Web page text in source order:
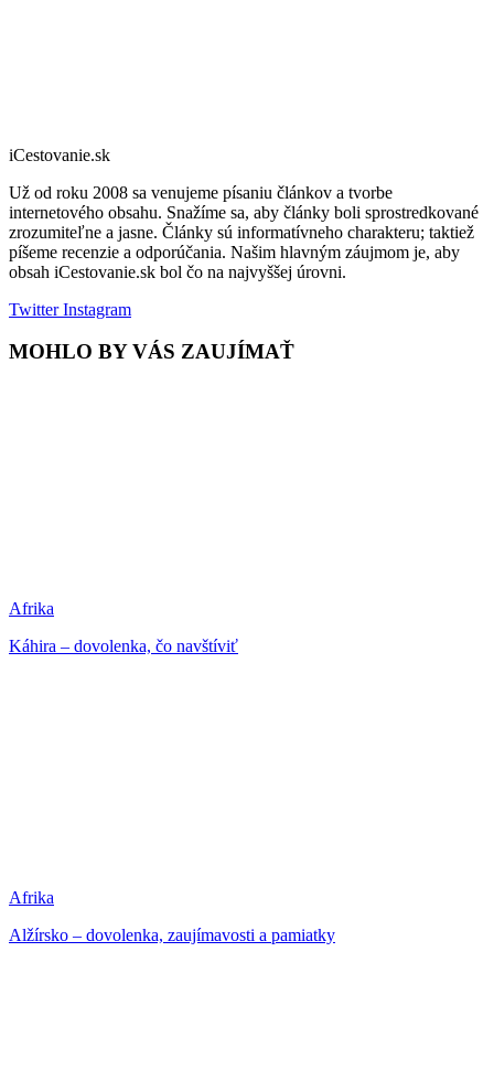
iCestovanie.sk
Už od roku 2008 sa venujeme písaniu článkov a tvorbe
internetového obsahu. Snažíme sa, aby články boli sprostredkované
zrozumiteľne a jasne. Články sú informatívneho charakteru; taktiež
píšeme recenzie a odporúčania. Našim hlavným záujmom je, aby
obsah iCestovanie.sk bol čo na najvyššej úrovni.
TwitterInstagram
MOHLO BY VÁS ZAUJÍMAŤ
Afrika
Káhira – dovolenka, čo navštíviť
Afrika
Alžírsko – dovolenka, zaujímavosti a pamiatky